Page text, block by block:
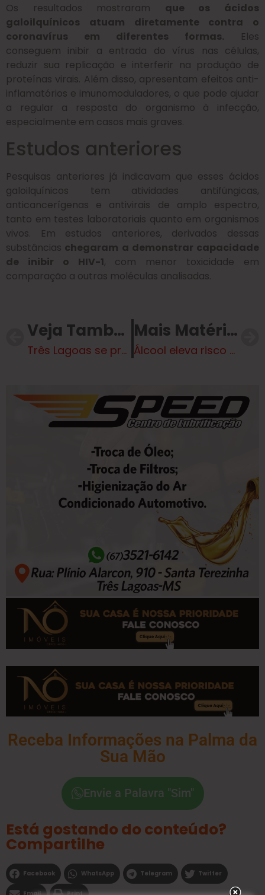
Os resultados mostraram que os ácidos
galoilquínicos atuam diretamente contra o
coronavírus em diferentes formas. Eles
conseguem inibir a entrada do vírus nas células,
reduzir sua replicação e interferir na produção de
proteínas virais. Além disso, apresentam efeitos anti-
inflamatórios e imunomoduladores, o que pode ajudar
a regular a resposta do organismo à infecção,
especialmente em casos mais graves.
Estudos anteriores
Pesquisas anteriores já indicavam que esses ácidos
galoilquínicos tem atividades antifúngicas,
anticancerígenas e antivirais de amplo espectro,
tanto em testes laboratoriais quanto em organismos
vivos. Em estudos anteriores, derivados dessas
substâncias chegaram a demonstrar capacidade
de inibir o HIV-1, com menor toxicidade em
comparação a outras moléculas analisadas.
Veja Também
Três Lagoas se prepara para o 15º Torneio de Pesca Esportiva e convida população para grande festa no Balneário Municipal
Mais Matérias
Álcool eleva risco de demência mesmo em baixas doses, aponta estudo
Receba Informações na Palma da
Sua Mão
Envie a Palavra "Sim"
Está gostando do conteúdo?
Compartilhe
Facebook WhatsApp Telegram Twitter